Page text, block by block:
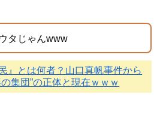
タじゃんwww
』とは何者？山口真帆事件から
集団”の正体と現在ｗｗｗ